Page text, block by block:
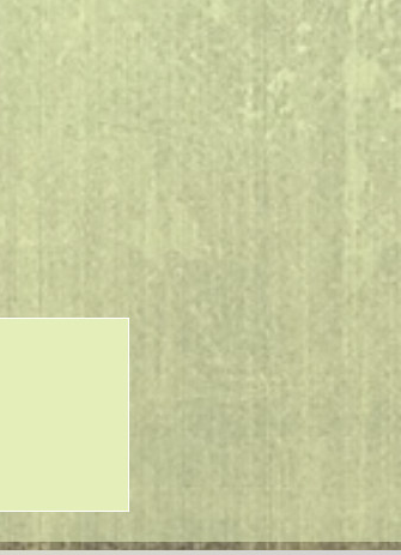
adultes
mousse
absorbant
ingénieux de